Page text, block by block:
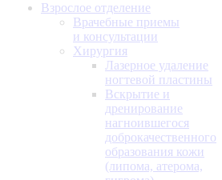
Взрослое отделение
Врачебные приемы
и консультации
Хирургия
Лазерное удаление
ногтевой пластины
Вскрытие и
дренирование
нагноившегося
доброкачественного
образования кожи
(липома, атерома,